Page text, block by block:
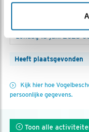
Heeft plaatsgevonden
Kijk hier hoe
persoonlijke gegevens.
Toon alle